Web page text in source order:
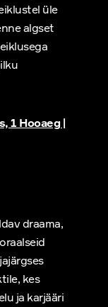
üle
algset
1 Hooaeg |
draama,
kes
ja karjääri